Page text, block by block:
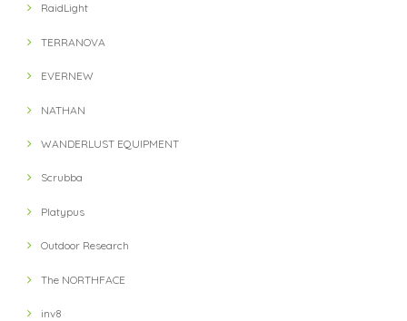
RaidLight
TERRANOVA
EVERNEW
NATHAN
WANDERLUST EQUIPMENT
Scrubba
Platypus
Outdoor Research
The NORTHFACE
inv8